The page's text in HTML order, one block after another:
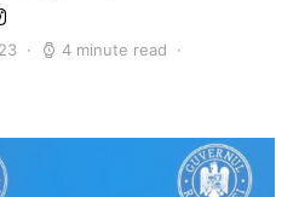
4 minute read